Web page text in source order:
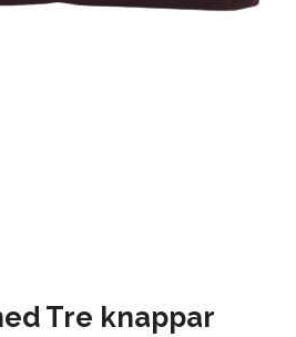
Tre knappar